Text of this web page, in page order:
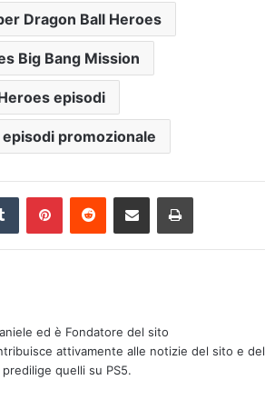
Dragon Ball Heroes
Big Bang Mission
episodi
promozionale
Tumblr PinterestReddit Condividi via mail Stampa
ed è Fondatore del sito
attivamente alle notizie del sito e del
quelli su PS5.